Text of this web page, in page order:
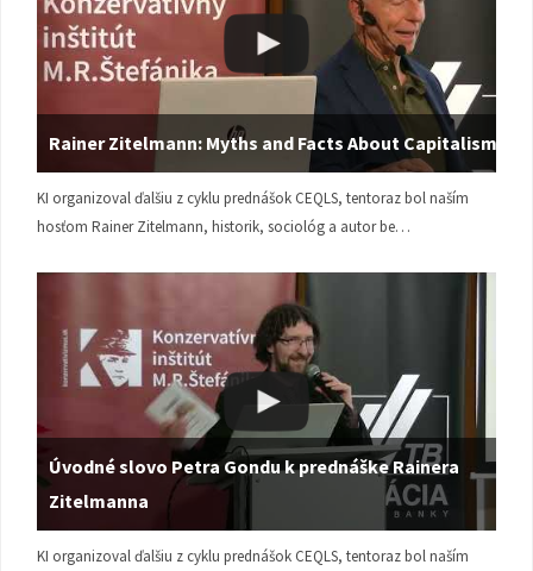
Rainer Zitelmann: Myths and Facts About Capitalism
KI organizoval ďalšiu z cyklu prednášok CEQLS, tentoraz bol naším
hosťom Rainer Zitelmann, historik, sociológ a autor be…
Úvodné slovo Petra Gondu k prednáške Rainera
Zitelmanna
KI organizoval ďalšiu z cyklu prednášok CEQLS, tentoraz bol naším